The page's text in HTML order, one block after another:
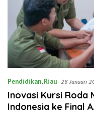
Pendidikan,Riau 28 Januari
Inovasi Kursi Roda
Indonesia ke Final